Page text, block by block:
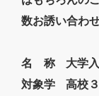
数お誘い合わ
名 称
大学
対象学
高校